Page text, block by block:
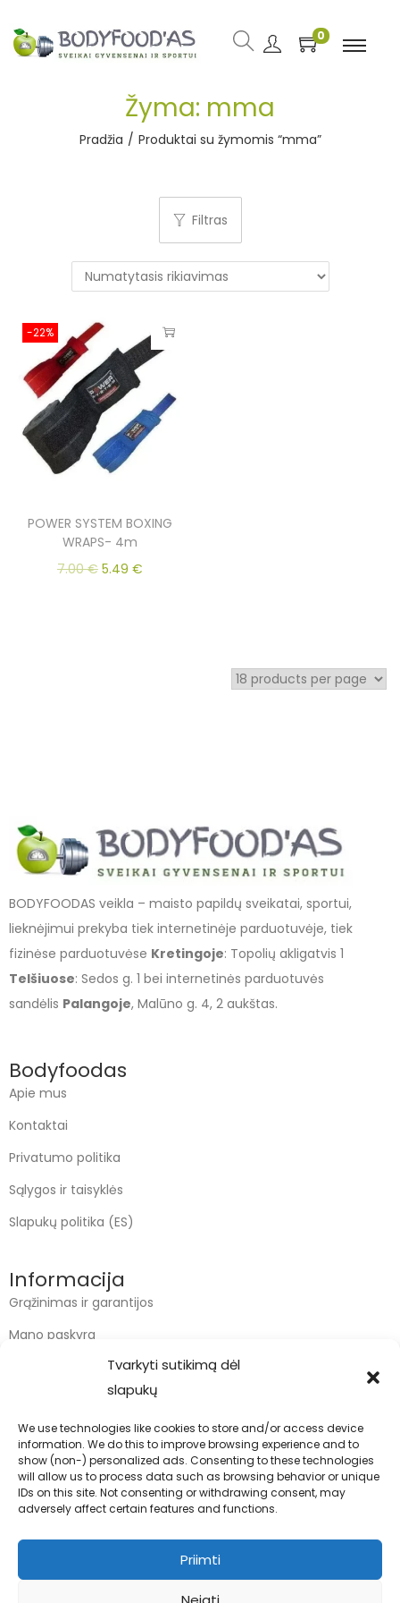
Tvarkyti sutikimą dėl
slapukų
We use technologies like cookies to store and/or access device
information. We do this to improve browsing experience and to
show (non-) personalized ads. Consenting to these technologies
will allow us to process data such as browsing behavior or unique
IDs on this site. Not consenting or withdrawing consent, may
adversely affect certain features and functions.
Priimti
0
Žyma: mma
Pradžia / Produktai su žymomis “mma”
Filtras
-22%
POWER SYSTEM BOXING
WRAPS- 4m
7.00€ 5.49 €
BODYFOODAS veikla – maisto papildų sveikatai, sportui,
lieknėjimui prekyba tiek internetinėje parduotuvėje, tiek
fizinėse parduotuvėse Kretingoje: Topolių akligatvis 1
Telšiuose: Sedos g. 1 bei internetinės parduotuvės
sandėlis Palangoje, Malūno g. 4, 2 aukštas.
Bodyfoodas
Apie mus
Kontaktai
Privatumo politika
Sąlygos ir taisyklės
Slapukų politika (ES)
Informacija
Grąžinimas ir garantijos
Mano paskyra
Kontaktai
info@bodyfoodas.lt
+370 600 77017